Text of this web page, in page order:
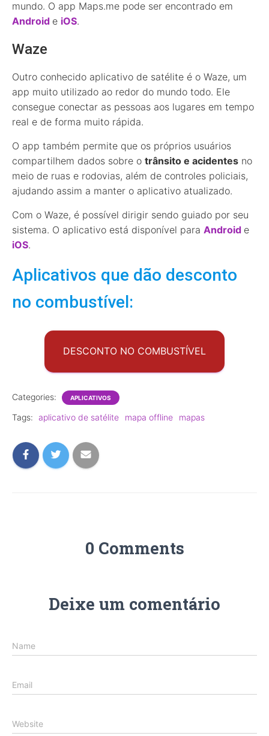
mundo. O app Maps.me pode ser encontrado em
Android e iOS.
Waze
Outro conhecido aplicativo de satélite é o Waze, um
app muito utilizado ao redor do mundo todo. Ele
consegue conectar as pessoas aos lugares em tempo
real e de forma muito rápida.
O app também permite que os próprios usuários
compartilhem dados sobre o trânsito e acidentes no
meio de ruas e rodovias, além de controles policiais,
ajudando assim a manter o aplicativo atualizado.
Com o Waze, é possível dirigir sendo guiado por seu
sistema. O aplicativo está disponível para Android e
iOS.
Aplicativos que dão desconto
no combustível:
DESCONTO NO COMBUSTÍVEL
Categories: APLICATIVOS
Tags: aplicativo de satélite mapa offline mapas
0 Comments
Deixe um comentário
Name
Email
Website